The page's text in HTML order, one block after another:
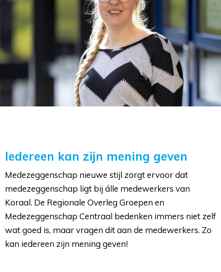
Iedereen kan zijn mening geven
Medezeggenschap nieuwe stijl zorgt ervoor dat
medezeggenschap ligt bij álle medewerkers van
Koraal. De Regionale Overleg Groepen en
Medezeggenschap Centraal bedenken immers niet zelf
wat goed is, maar vragen dit aan de medewerkers. Zo
kan iedereen zijn mening geven!